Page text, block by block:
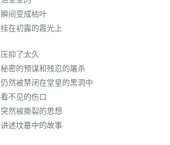
瞬间变成枯叶
挂在初露的霞光上
压抑了太久
秘密的预谋和残忍的屠杀
仍然被禁闭在堂皇的黑洞中
看不见的伤口
突然被撕裂的思想
讲述坟墓中的故事